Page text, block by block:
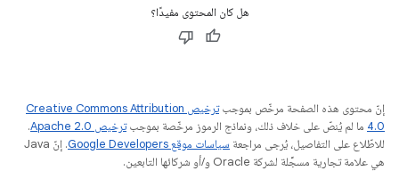
هل كان المحتوى مفيدًا؟
إنّ محتوى هذه الصفحة مرخّص بموجب
ترخيص Creative Commons Attribution
4.0‏ ما لم يُنصّ على خلاف ذلك، ونماذج الرموز مرخّصة بموجبترخيص Apache 2.0‏
.
للاطّلاع على التفاصيل، يُرجى مراجعة سياسات موقع Google Developers‏
. إنّ Java
هي علامة تجارية مسجَّلة لشركة Oracle و/أو شركائها التابعين.